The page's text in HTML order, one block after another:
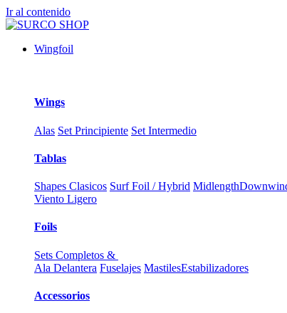
Ir al contenido
Wingfoil
Wings
Alas Set Principiente Set Intermedio
Tablas
Shapes Clasicos Surf Foil / Hybrid Midlength
Viento Ligero
Foils
Sets Completos &
Ala Delantera Fuselajes MastilesEstabilizadores
Accessorios